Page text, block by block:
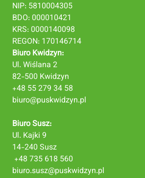
NIP: 5810004305
BDO: 000010421
KRS: 0000140098
REGON: 170146714
Biuro Kwidzyn:
Ul. Wiślana 2
82-500 Kwidzyn
+48 55 279 34 58
biuro@puskwidzyn.pl
Biuro Susz:
Ul. Kajki 9
14-240 Susz
+48 735 618 560
biuro.susz@puskwidzyn.pl